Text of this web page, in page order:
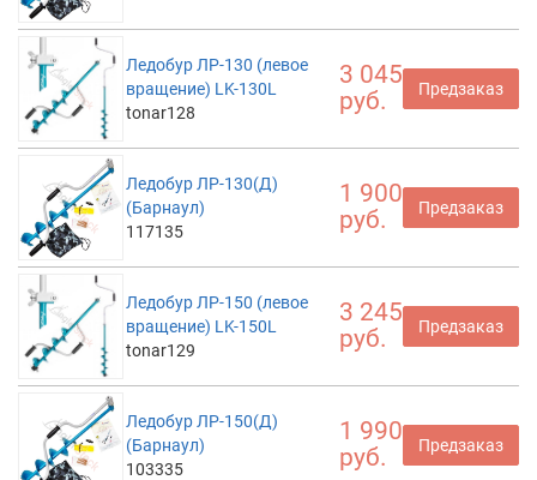
Ледобур ЛР-130 (левое
вращение) LK-130L
tonar128
3 045
руб.
Предзаказ
Ледобур ЛР-130(Д)
(Барнаул)
117135
1 900
руб.
Предзаказ
Ледобур ЛР-150 (левое
вращение) LK-150L
tonar129
3 245
руб.
Предзаказ
Ледобур ЛР-150(Д)
(Барнаул)
103335
1 990
руб.
Предзаказ